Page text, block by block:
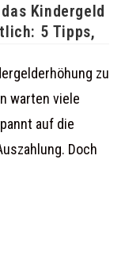
Kindergeld
5 Tipps,
zu
warten viele
auf die
Doch